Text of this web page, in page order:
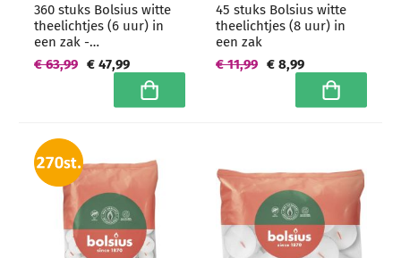
360 stuks Bolsius witte
theelichtjes (6 uur) in
een zak -
grootverpakking
€ 47,99
€ 63,99
In winkelwagen
45 stuks Bolsius witte
theelichtjes (8 uur) in
een zak
€ 8,99
€ 11,99
In